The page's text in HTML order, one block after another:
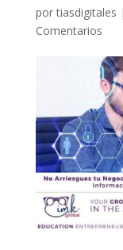
portiasdigitales |
Comentarios